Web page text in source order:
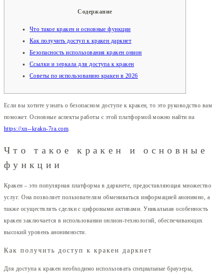
Содержание
Что такое кракен и основные функции
Как получить доступ к кракен даркнет
Безопасность использования кракен онион
Ссылки и зеркала для доступа к кракен
Советы по использованию кракен в 2026
Если вы хотите узнать о безопасном доступе к кракен, то это руководство вам
поможет. Основные аспекты работы с этой платформой можно найти на
https://xn--krakn-7ra.com.
Что такое кракен и основные
функции
Кракен – это популярная платформа в даркнете, предоставляющая множество
услуг. Она позволяет пользователям обмениваться информацией анонимно, а
также осуществлять сделки с цифровыми активами. Уникальная особенность
кракен заключается в использовании онлион-технологий, обеспечивающих
высокий уровень анонимности.
Как получить доступ к кракен даркнет
Для доступа к кракен необходимо использовать специальные браузеры,